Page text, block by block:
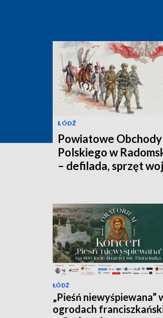
ŁÓDŹ
Powiatowe
Polskiego w
– defilada, sprzęt
ŁÓDŹ
„Pieśń niewyśpiewana”
ogrodach